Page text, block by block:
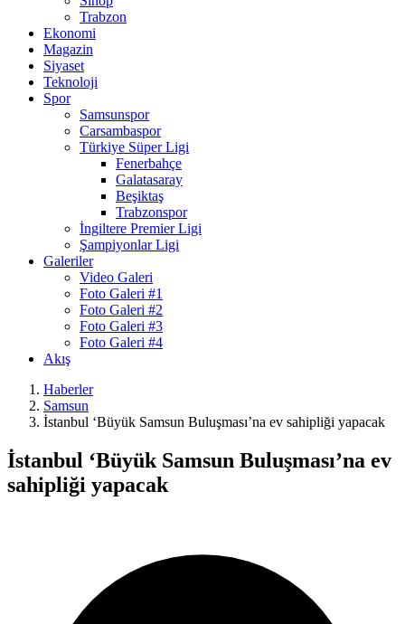
Trabzon
Ekonomi
Magazin
Siyaset
Teknoloji
Spor
Samsunspor
Carsambaspor
Türkiye Süper Ligi
Fenerbahçe
Galatasaray
Beşiktaş
Trabzonspor
İngiltere Premier Ligi
Şampiyonlar Ligi
Galeriler
Video Galeri
Foto Galeri #1
Foto Galeri #2
Foto Galeri #3
Foto Galeri #4
Akış
Haberler
Samsun
İstanbul ‘Büyük Samsun Buluşması’na ev sahipliği yapacak
İstanbul ‘Büyük Samsun Buluşması’na ev
sahipliği yapacak